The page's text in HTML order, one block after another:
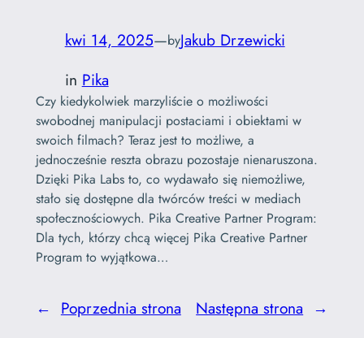
kwi 14, 2025—byJakub Drzewicki
in Pika
Czy kiedykolwiek marzyliście o możliwości
swobodnej manipulacji postaciami i obiektami w
swoich filmach? Teraz jest to możliwe, a
jednocześnie reszta obrazu pozostaje nienaruszona.
Dzięki Pika Labs to, co wydawało się niemożliwe,
stało się dostępne dla twórców treści w mediach
społecznościowych. Pika Creative Partner Program:
Dla tych, którzy chcą więcej Pika Creative Partner
Program to wyjątkowa…
← Poprzednia strona Następna strona →